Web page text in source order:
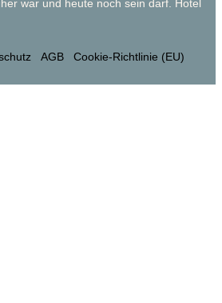
war und heute noch sein darf. Hotel
AGB Cookie-Richtlinie (EU)